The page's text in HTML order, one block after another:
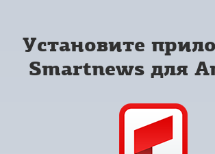
Установите
Smartnews для